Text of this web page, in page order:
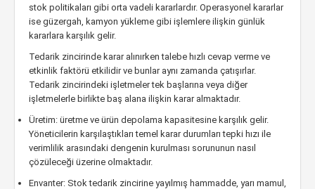
stok politikaları gibi orta vadeli kararlardır. Operasyonel kararlar
ise güzergah, kamyon yükleme gibi işlemlere ilişkin günlük
kararlara karşılık gelir.
Tedarik zincirinde karar alınırken talebe hızlı cevap verme ve
etkinlik faktörü etkilidir ve bunlar aynı zamanda çatışırlar.
Tedarik zincirindeki işletmeler tek başlarına veya diğer
işletmelerle birlikte baş alana ilişkin karar almaktadır.
Üretim: üretme ve ürün depolama kapasitesine karşılık gelir.
Yöneticilerin karşılaştıkları temel karar durumları tepki hızı ile
verimlilik arasındaki dengenin kurulması sorununun nasıl
çözüleceği üzerine olmaktadır.
Envanter: Stok tedarik zincirine yayılmış hammadde, yarı mamul,